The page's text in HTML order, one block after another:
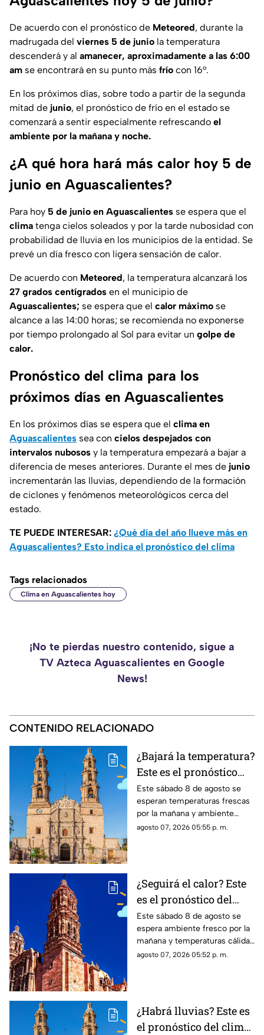
De acuerdo con el pronóstico de Meteored, durante la
madrugada del viernes 5 de junio la temperatura
descenderá y al amanecer, aproximadamente a las 6:00
am se encontrará en su punto más frío con 16°.
En los próximos días, sobre todo a partir de la segunda
mitad de junio, el pronóstico de frío en el estado se
comenzará a sentir especialmente refrescando el
ambiente por la mañana y noche.
¿A qué hora hará más calor hoy 5 de
junio en Aguascalientes?
Para hoy 5 de junio en Aguascalientes se espera que el
clima tenga cielos soleados y por la tarde nubosidad con
probabilidad de lluvia en los municipios de la entidad. Se
prevé un día fresco con ligera sensación de calor.
De acuerdo con Meteored, la temperatura alcanzará los
27 grados centígrados en el municipio de
Aguascalientes; se espera que el calor máximo se
alcance a las 14:00 horas; se recomienda no exponerse
por tiempo prolongado al Sol para evitar un golpe de
calor.
Pronóstico del clima para los
próximos días en Aguascalientes
En los próximos días se espera que el clima en
Aguascalientes sea con cielos despejados con
intervalos nubosos y la temperatura empezará a bajar a
diferencia de meses anteriores. Durante el mes de junio
incrementarán las lluvias, dependiendo de la formación
de ciclones y fenómenos meteorológicos cerca del
estado.
TE PUEDE INTERESAR: ¿Qué día del año llueve más en
Aguascalientes? Esto indica el pronóstico del clima
Tags relacionados
Clima en Aguascalientes hoy
¡No te pierdas nuestro contenido, sigue a
TV Azteca Aguascalientes en Google
News!
CONTENIDO RELACIONADO
¿Bajará la temperatura?
Este es el pronóstico
del clima en
Aguascalientes HOY
sábado 8 de agosto
Este sábado 8 de agosto se
esperan temperaturas frescas
por la mañana y ambiente
cálido por la tarde; el clima en
agosto 07, 2026 05:55 p. m.
¿Seguirá el calor? Este
es el pronóstico del
clima en Zacatecas
HOY sábado 8 de agosto
Este sábado 8 de agosto se
espera ambiente fresco por la
mañana y temperaturas cálidas
por la tarde; el clima en
agosto 07, 2026 05:52 p. m.
¿Habrá lluvias? Este es
el pronóstico del clima